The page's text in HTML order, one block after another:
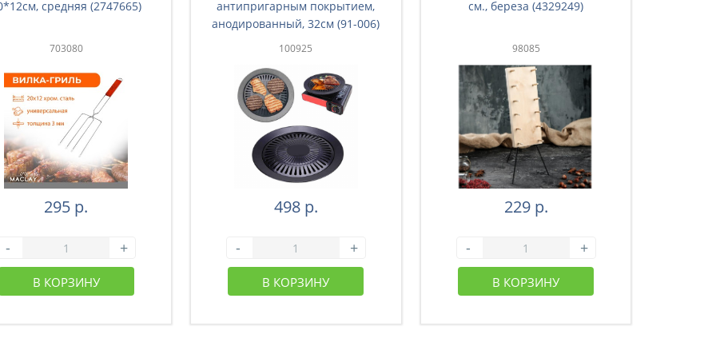
средняя (2747665)
703080
295 р.
- +
В КОРЗИНУ
антипригарным покрытием,
анодированный, 32см (91-006)
100925
498 р.
- +
В КОРЗИНУ
см., береза (4329249)
98085
229 р.
- +
В КОРЗИНУ